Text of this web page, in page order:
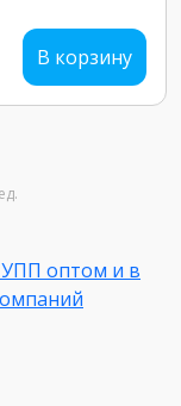
В корзину
УПП оптом и в